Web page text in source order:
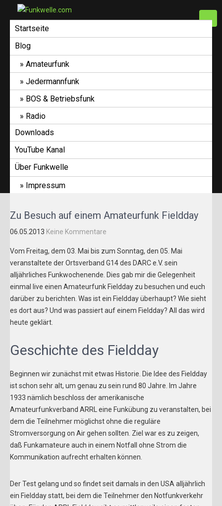
FUNKWELLE.COM
Alles rund ums
Thema hören und
senden von
Funkwellen
Startseite
Blog
Amateurfunk
Jedermannfunk
BOS & Betriebsfunk
Radio
Downloads
YouTube Kanal
Über Funkwelle
Impressum
Zu Besuch auf einem Amateurfunk Fieldday
06.05.2013 Keine Kommentare
Vom Freitag, dem 03. Mai bis zum Sonntag, den 05. Mai
veranstaltete der Ortsverband G14 des DARC e.V. sein
alljährliches Funkwochenende. Dies gab mir die Gelegenheit
einmal live einen Amateurfunk Fieldday zu besuchen und euch
darüber zu berichten. Was ist ein Fieldday überhaupt? Wie sieht
es dort aus? Und was passiert auf einem Fieldday? All das wird
heute geklärt.
Geschichte des Fieldday
Beginnen wir zunächst mit etwas Historie. Die Idee des Fieldday
ist schon sehr alt, um genau zu sein rund 80 Jahre. Im Jahre
1933 nämlich beschloss der amerikanische
Amateurfunkverband ARRL eine Funkübung zu veranstalten, bei
dem die Teilnehmer möglichst ohne die reguläre
Stromversorgung on Air gehen sollten. Ziel war es zu zeigen,
daß Funkamateure auch in einem Notfall ohne Strom die
Kommunikation aufrecht erhalten können.
Der Test gelang und so findet seit damals in den USA alljährlich
ein Fieldday statt, bei dem die Teilnehmer den Notfunkverkehr